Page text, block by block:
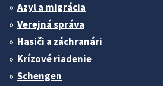
Azyl a migrácia
Verejná správa
Hasiči a záchranári
Krízové riadenie
Schengen